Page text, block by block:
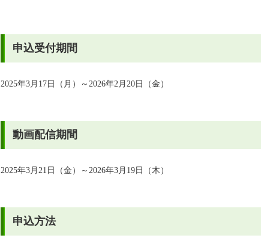
申込受付期間
2025年3月17日（月）～2026年2月20日（金）
動画配信期間
2025年3月21日（金）～2026年3月19日（木）
申込方法